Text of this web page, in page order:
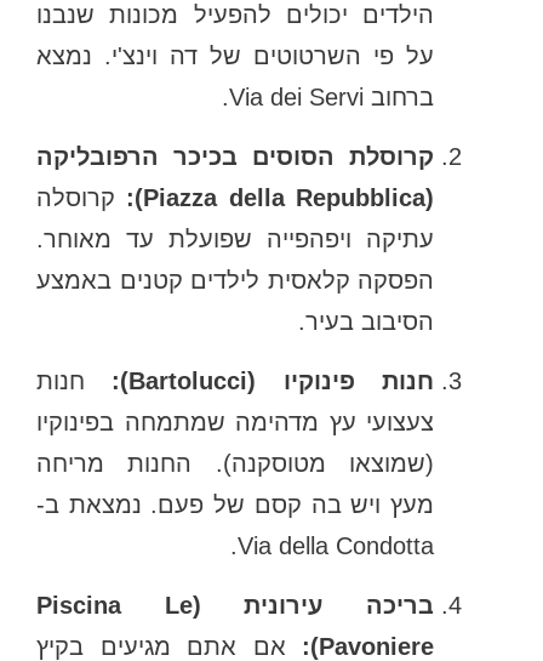
הילדים יכולים להפעיל מכונות שנבנו
על פי השרטוטים של דה וינצ'י. נמצא
ברחוב Via dei Servi.
קרוסלת הסוסים בכיכר הרפובליקה
קרוסלה
עתיקה ויפהפייה שפועלת עד מאוחר.
הפסקה קלאסית לילדים קטנים באמצע
הסיבוב בעיר.
חנות פינוקיו (Bartolucci):
חנות
צעצועי עץ מדהימה שמתמחה בפינוקיו
(שמוצאו מטוסקנה). החנות מריחה
מעץ ויש בה קסם של פעם. נמצאת ב-
Via della Condotta.
בריכה עירונית (Piscina Le
Pavoniere):
אם אתם מגיעים בקיץ